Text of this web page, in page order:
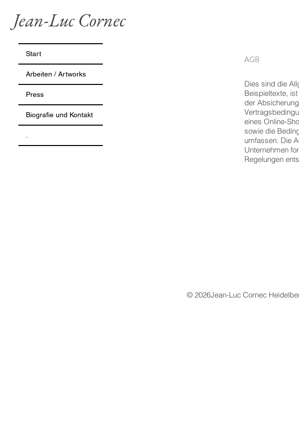
Start
Arbeiten / Artworks
Press
Biografie und Kontakt
Jean-Luc Cornec
AGB
Dies sind die
Beispieltexte,
der
eines Online-
sowie die
umfassen. Die
Unternehmen
Regelungen
© 2026Jean-Luc Cornec